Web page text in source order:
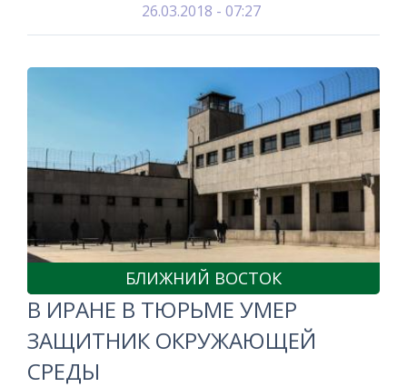
26.03.2018 - 07:27
БЛИЖНИЙ ВОСТОК
В ИРАНЕ В ТЮРЬМЕ УМЕР
ЗАЩИТНИК ОКРУЖАЮЩЕЙ
СРЕДЫ